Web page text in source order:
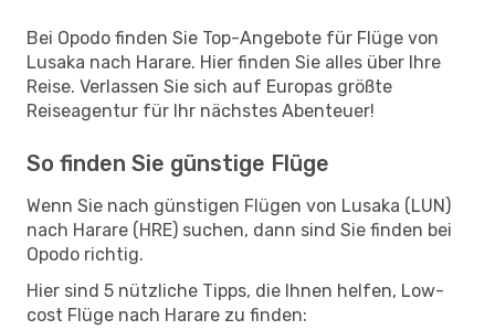
Bei Opodo finden Sie Top-Angebote für Flüge von
Lusaka nach Harare. Hier finden Sie alles über Ihre
Reise. Verlassen Sie sich auf Europas größte
Reiseagentur für Ihr nächstes Abenteuer!
So finden Sie günstige Flüge
Wenn Sie nach günstigen Flügen von Lusaka (LUN)
nach Harare (HRE) suchen, dann sind Sie finden bei
Opodo richtig.
Hier sind 5 nützliche Tipps, die Ihnen helfen, Low-
cost Flüge nach Harare zu finden: